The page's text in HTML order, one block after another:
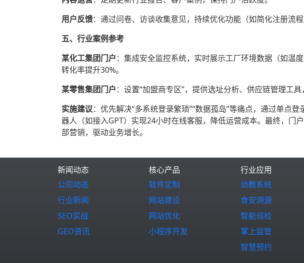
用户反馈：通过问卷、访谈收集意见，持续优化功能（如简化注册流程
五、行业案例参考
某化工集团门户：集成安全监控系统，实时展示工厂环境数据（如温
转化率提升30%。
某零售集团门户：设置“加盟商专区”，提供选址分析、供应链管理工具
实施建议：优先解决“多系统登录繁琐”“数据孤岛”等痛点，通过单点
器人（如接入GPT）实现24小时在线客服，降低运营成本。最终，门
部营销，驱动业务增长。
新闻动态
公司动态
行业新闻
SEO实战
GEO资讯
核心产品
软件定制
网站建设
网站优化
小程序开发
行业应用
幼教系统
食安溯源
智能巡检
掌上监管
智慧预约